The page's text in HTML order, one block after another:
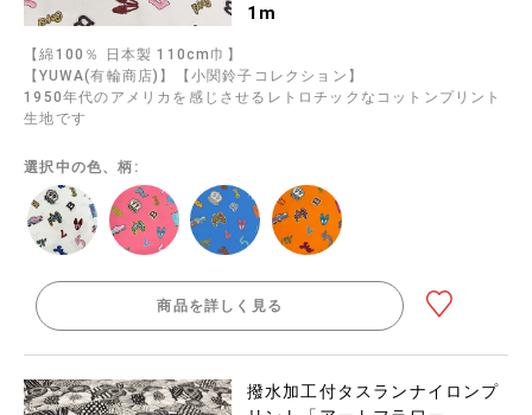
1m
【綿100％ 日本製 110cm巾】
【YUWA(有輪商店)】【小関鈴子コレクション】
1950年代のアメリカを感じさせるレトロチックなコットンプリント
生地です
選択中の色、柄:
商品を詳しく見る
撥水加工付タスランナイロンプ